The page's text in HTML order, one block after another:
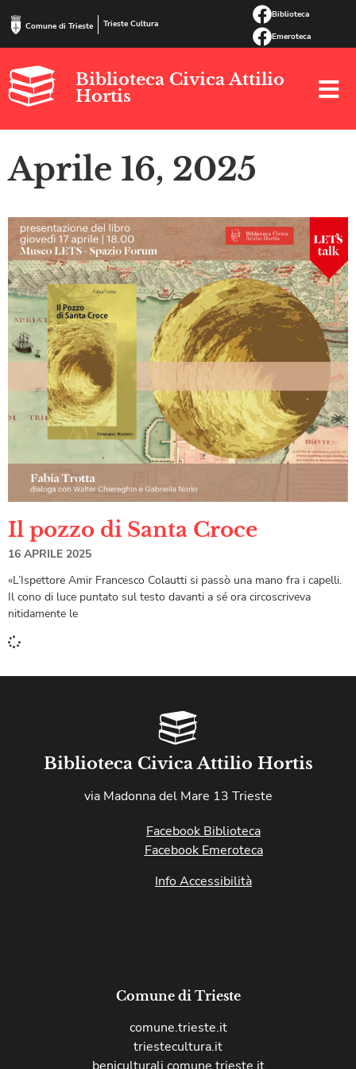
Comune di Trieste Trieste Cultura
Biblioteca
Emeroteca
Biblioteca Civica Attilio
Hortis
Aprile 16, 2025
Il pozzo di Santa Croce
16 APRILE 2025
«L’Ispettore Amir Francesco Colautti si passò una mano fra i capelli.
Il cono di luce puntato sul testo davanti a sé ora circoscriveva
nitidamente le
Biblioteca Civica Attilio Hortis
via Madonna del Mare 13 Trieste
Facebook Biblioteca
Facebook Emeroteca
Info Accessibilità
Comune di Trieste
comune.trieste.it
triestecultura.it